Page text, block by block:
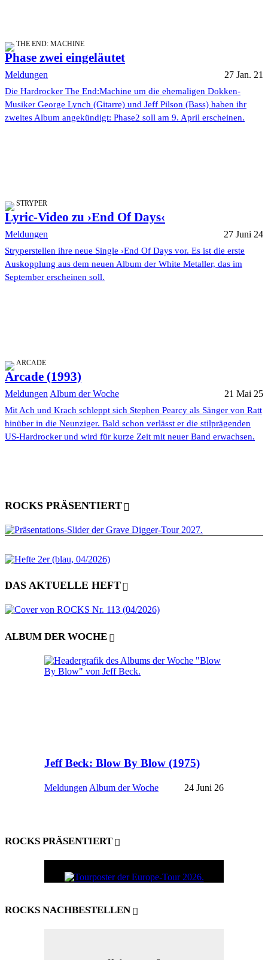
THE END: MACHINE
Phase zwei eingeläutet
Meldungen 27 Jan. 21
Die Hardrocker The End:Machine um die ehemaligen Dokken-
Musiker George Lynch (Gitarre) und Jeff Pilson (Bass) haben ihr
zweites Album angekündigt: Phase2 soll am 9. April erscheinen.
STRYPER
Lyric-Video zu ›End Of Days‹
Meldungen 27 Juni 24
Stryperstellen ihre neue Single ›End Of Days vor. Es ist die erste
Auskopplung aus dem neuen Album der White Metaller, das im
September erscheinen soll.
ARCADE
Arcade (1993)
Meldungen Album der Woche 21 Mai 25
Mit Ach und Krach schleppt sich Stephen Pearcy als Sänger von Ratt
hinüber in die Neunziger. Bald schon verlässt er die stilprägenden
US-Hardrocker und wird für kurze Zeit mit neuer Band erwachsen.
ROCKS PRÄSENTIERT
DAS AKTUELLE HEFT
ALBUM DER WOCHE
Jeff Beck: Blow By Blow (1975)
Meldungen Album der Woche 24 Juni 26
ROCKS PRÄSENTIERT
ROCKS NACHBESTELLEN